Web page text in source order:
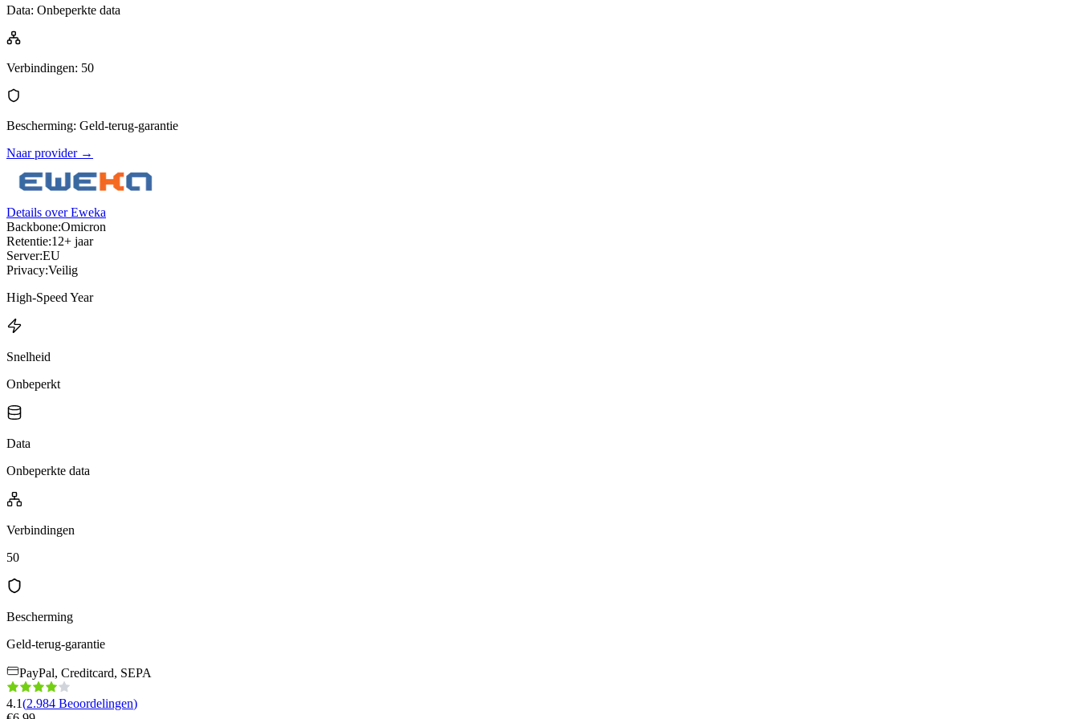
Data: Onbeperkte data
Verbindingen: 50
Bescherming: Geld-terug-garantie
Naar provider→
Details over Eweka
Backbone:Omicron
Retentie:12+ jaar
Server:EU
Privacy:Veilig
High-Speed Year
Snelheid
Onbeperkt
Data
Onbeperkte data
Verbindingen
50
Bescherming
Geld-terug-garantie
PayPal, Creditcard, SEPA
4.1(2.984 Beoordelingen)